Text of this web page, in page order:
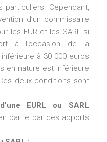
particuliers. Cependant,
d’un commissaire
les EUR et les SARL si
à l’occasion de la
à 30 000 euros
en nature est inférieure
deux conditions sont
EURL ou SARL
partie par des apports